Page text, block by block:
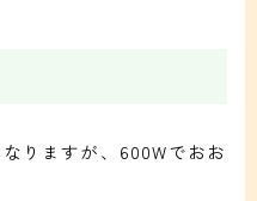
りますが、600Wでおお